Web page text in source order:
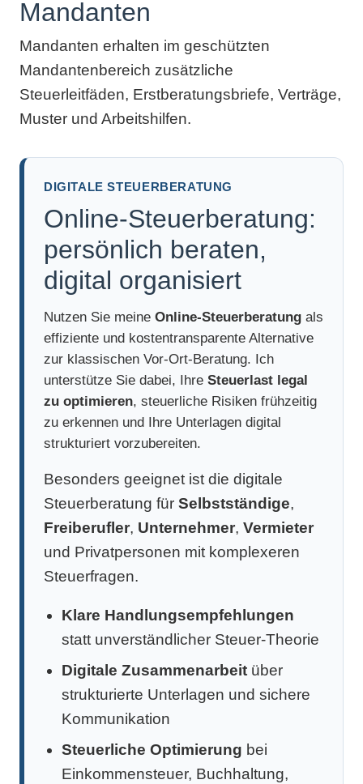
Mandanten
Mandanten erhalten im geschützten
Mandantenbereich zusätzliche
Steuerleitfäden, Erstberatungsbriefe, Verträge,
Muster und Arbeitshilfen.
DIGITALE STEUERBERATUNG
Online-Steuerberatung:
persönlich beraten,
digital organisiert
Nutzen Sie meine Online-Steuerberatung als
effiziente und kostentransparente Alternative
zur klassischen Vor-Ort-Beratung. Ich
unterstütze Sie dabei, Ihre Steuerlast legal
zu optimieren, steuerliche Risiken frühzeitig
zu erkennen und Ihre Unterlagen digital
strukturiert vorzubereiten.
Besonders geeignet ist die digitale
Steuerberatung für Selbstständige,
Freiberufler, Unternehmer, Vermieter
und Privatpersonen mit komplexeren
Steuerfragen.
Klare Handlungsempfehlungen
statt unverständlicher Steuer-Theorie
Digitale Zusammenarbeit über
strukturierte Unterlagen und sichere
Kommunikation
Steuerliche Optimierung bei
Einkommensteuer, Buchhaltung,